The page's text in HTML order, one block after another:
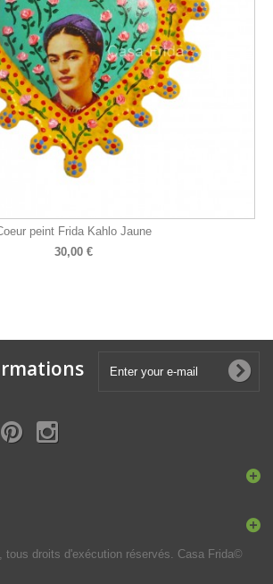
peint Frida Kahlo Jaune
30,00 €
tous droits d'exécution réservés. Casa Frida©